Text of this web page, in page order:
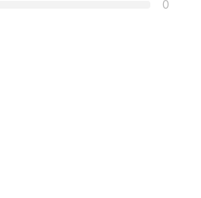
0